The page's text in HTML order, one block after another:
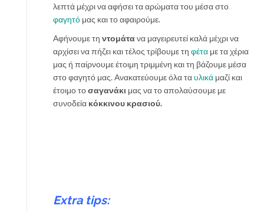
λεπτά μέχρι να αφήσει τα αρώματα του μέσα στο
φαγητό μας και το αφαιρούμε.
Αφήνουμε τη ντομάτανα μαγειρευτεί καλά μέχρι να
αρχίσει να πήζει και τέλος τρίβουμε τη φέτα με τα χέρια
μας ή παίρνουμε έτοιμη τριμμένη και τη βάζουμε μέσα
στο φαγητό μας. Ανακατεύουμε όλα ταυλικά μαζί και
έτοιμο τοσαγανάκι μας να το απολαύσουμε με
συνοδεία κόκκινου κρασιού.
Extra tips: